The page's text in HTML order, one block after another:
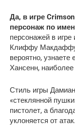
Да, в игре
персонаж по
персонажей в игре
Клиффу
вероятно, узнаете
Хансенн,
Стиль игры
«стеклянной
пистолет, а
уклоняется от